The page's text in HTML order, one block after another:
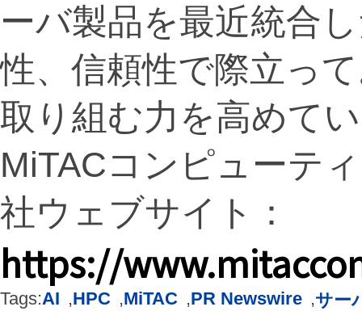
ーバ製品を最近統合
性、信頼性で際立っ
取り組む力を高めて
MiTACコンピューテ
社ウェブサイト：
https://
Tags:AI ,HPC ,MiTAC ,PR Newswire ,サー